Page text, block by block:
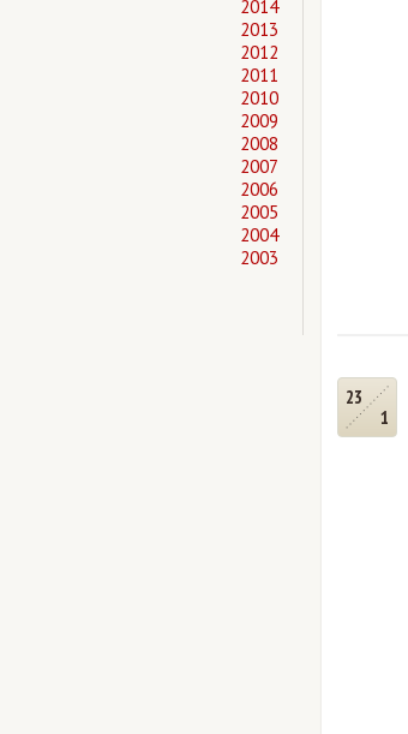
2014
2013
2012
2011
2010
2009
2008
2007
2006
2005
2004
2003
23
1